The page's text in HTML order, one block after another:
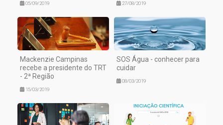
05/09/2019 27/08/2019
Mackenzie Campinas
recebe a presidente do TRT
- 2ª Região
15/03/2019
SOS Água - conhecer para
cuidar
08/03/2019